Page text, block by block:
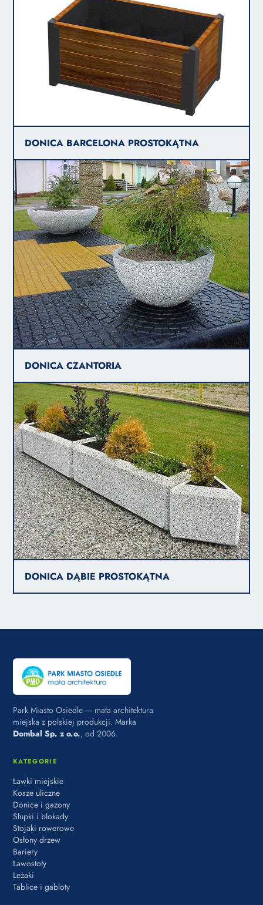
DONICA BARCELONA PROSTOKĄTNA
DONICA CZANTORIA
DONICA DĄBIE PROSTOKĄTNA
Park Miasto Osiedle — mała architektura
miejska z polskiej produkcji. Marka
Dombal Sp. z o.o., od 2006.
KATEGORIE
Ławki miejskie
Kosze uliczne
Donice i gazony
Słupki i blokady
Stojaki rowerowe
Osłony drzew
Bariery
Ławostoły
Leżaki
Tablice i gabloty